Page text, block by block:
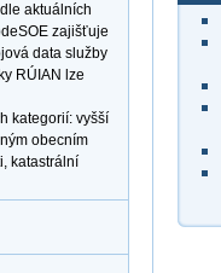
aktuálních
zajišťuje
data služby
RÚIAN lze
kategorií: vyšší
obecním
katastrální